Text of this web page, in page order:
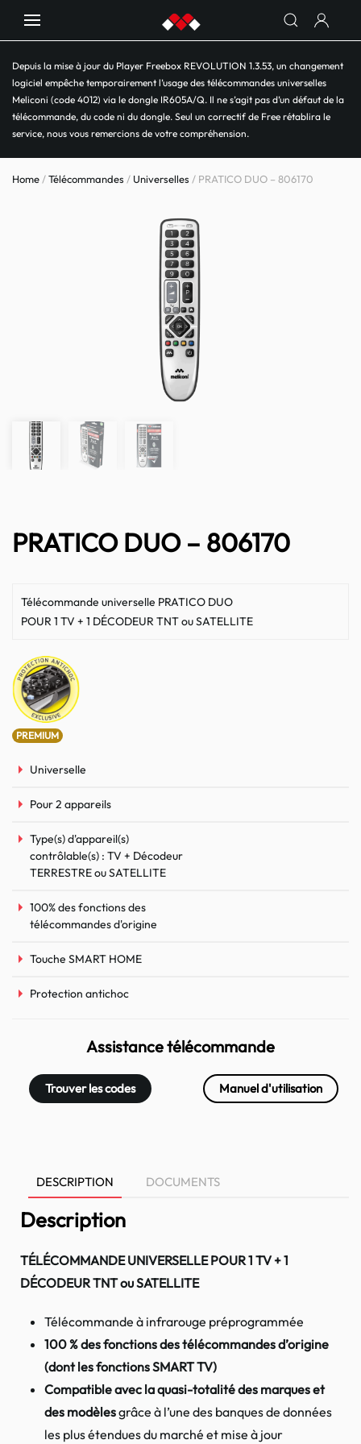
Depuis la mise à jour du Player Freebox REVOLUTION 1.3.53, un changement
logiciel empêche temporairement l’usage des télécommandes universelles
Meliconi (code 4012) via le dongle IR605A/Q. Il ne s’agit pas d’un défaut de la
télécommande, du code ni du dongle. Seul un correctif de Free rétablira le
service, nous vous remercions de votre compréhension.
Home /Télécommandes / Universelles / PRATICO DUO – 806170
PRATICO DUO – 806170
Télécommande universelle PRATICO DUO
POUR 1 TV + 1 DÉCODEUR TNT ou SATELLITE
PREMIUM
Universelle
Pour 2 appareils
Type(s) d'appareil(s)
contrôlable(s) : TV + Décodeur
TERRESTRE ou SATELLITE
100% des fonctions des
télécommandes d'origine
Touche SMART HOME
Protection antichoc
Assistance télécommande
Trouver les codes Manuel d'utilisation
DESCRIPTION DOCUMENTS
Description
TÉLÉCOMMANDE UNIVERSELLE POUR 1 TV + 1
DÉCODEUR TNT ou SATELLITE
Télécommande à infrarouge préprogrammée
100 % des fonctions des télécommandes d’origine
(dont les fonctions SMART TV)
Compatible avec la quasi-totalité des marques et
des modèlesgrâce à l’une des banques de données
les plus étendues du marché et mise à jour